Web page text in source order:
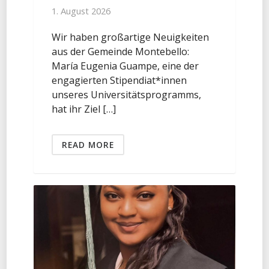
1. August 2026
Wir haben großartige Neuigkeiten
aus der Gemeinde Montebello:
María Eugenia Guampe, eine der
engagierten Stipendiat*innen
unseres Universitätsprogramms,
hat ihr Ziel […]
READ MORE